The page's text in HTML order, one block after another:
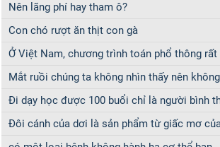
Nên lãng phí hay tham ô?
Con chó rượt ăn thịt con gà
Ở Việt Nam, chương trình toán phổ thông
Mắt ruồi chúng ta không nhìn thấy nên
Đi dạy học được 100 buổi chỉ là người bình
Đôi cánh của dơi là sản phẩm từ giấc mơ